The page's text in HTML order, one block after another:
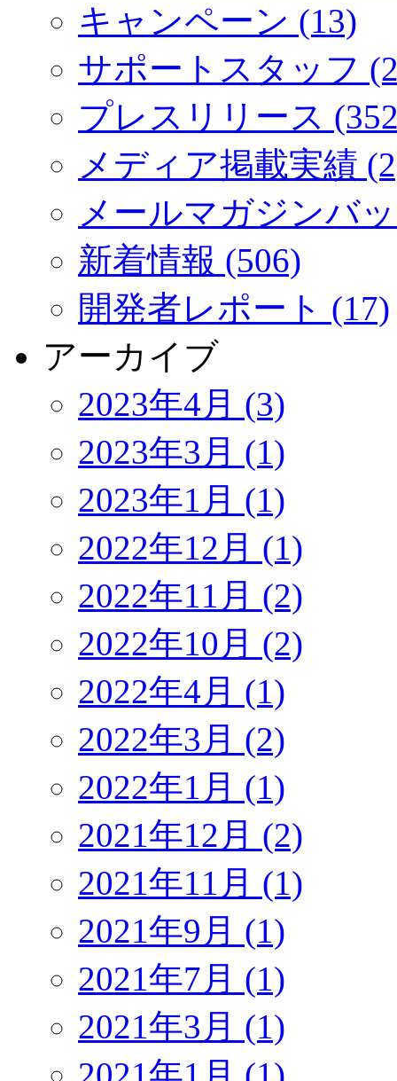
キャンペーン (13)
サポートスタッフ
プレスリリース
メディア掲載実績
メールマガジンバ
新着情報 (506)
開発者レポート (17)
アーカイブ
2023年4月 (3)
2023年3月 (1)
2023年1月 (1)
2022年12月 (1)
2022年11月 (2)
2022年10月 (2)
2022年4月 (1)
2022年3月 (2)
2022年1月 (1)
2021年12月 (2)
2021年11月 (1)
2021年9月 (1)
2021年7月 (1)
2021年3月 (1)